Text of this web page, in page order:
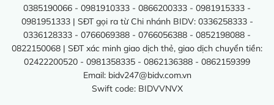
0385190066 - 0981910333 - 0866200333 - 0981915333 -
0981951333 | SĐT gọi ra từ Chi nhánh BIDV: 0336258333 -
0336128333 - 0766069388 - 0766056388 - 0852198088 -
0822150068 | SĐT xác minh giao dịch thẻ, giao dịch chuyển tiền:
02422200520 - 0981358335 - 0862136388 - 0862159399
Email: bidv247@bidv.com.vn
Swift code: BIDVVNVX